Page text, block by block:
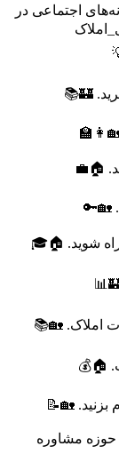
اجتماعی در
🏰📚
🏠💼
🏡🔑
شوید. 🏠🎓
املاک. 🏡📚
🏠💰
🏡📝
حوزه مشاوره